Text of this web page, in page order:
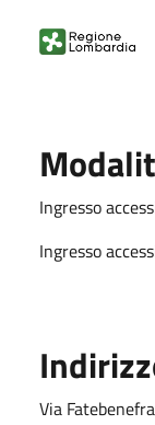
Ingresso
Ingresso
Via